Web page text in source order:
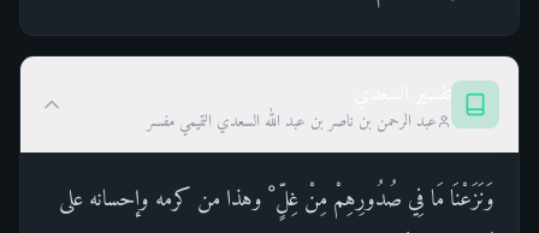
عبد الرحمن بن ناصر بن عبد الله السعدي التميمي مفسر
وَنَزَعْنَا مَا فِي صُدُورِهِمْ مِنْ غِلٍّ ْ وهذا من كرمه وإحسانه على